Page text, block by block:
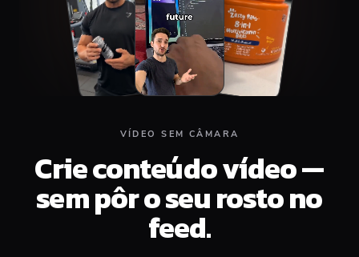
VÍDEO SEM CÂMARA
Crie conteúdo vídeo —
sem pôr o seu rosto no
feed.